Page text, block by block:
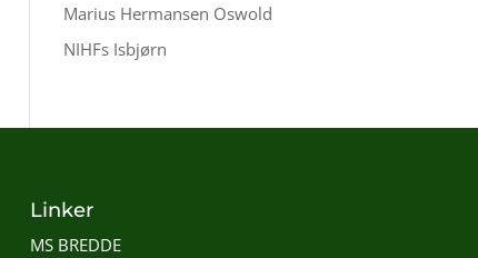
Marius Hermansen Oswold
NIHFs Isbjørn
Linker
MS BREDDE